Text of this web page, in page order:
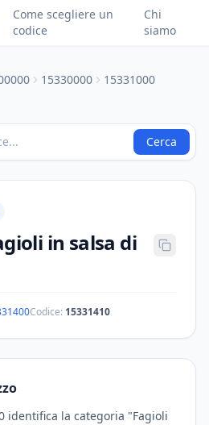
Come scegliere un
codice
Chi
siamo
15330000
15331000
Cerca
in salsa di
Codice: 15331410
identifica la categoria "Fagioli